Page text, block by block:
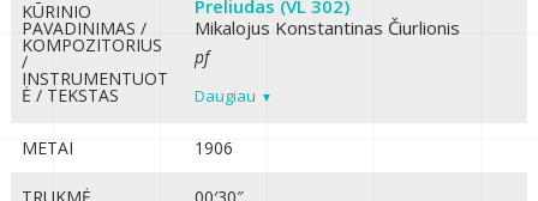
KŪRINIO
PAVADINIMAS /
KOMPOZITORIUS
/
INSTRUMENTUOT
Ė / TEKSTAS
Preliudas (VL 302)
Mikalojus Konstantinas Čiurlionis
pf
Daugiau
METAI 1906